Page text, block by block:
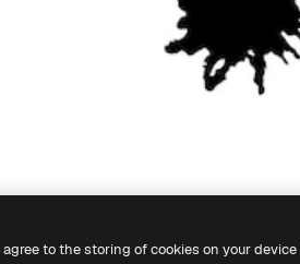
to the storing of cookies on your